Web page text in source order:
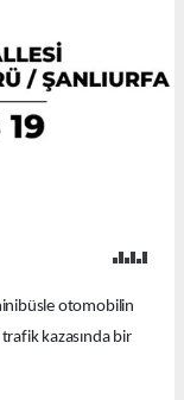
otomobilin
kazasında bir